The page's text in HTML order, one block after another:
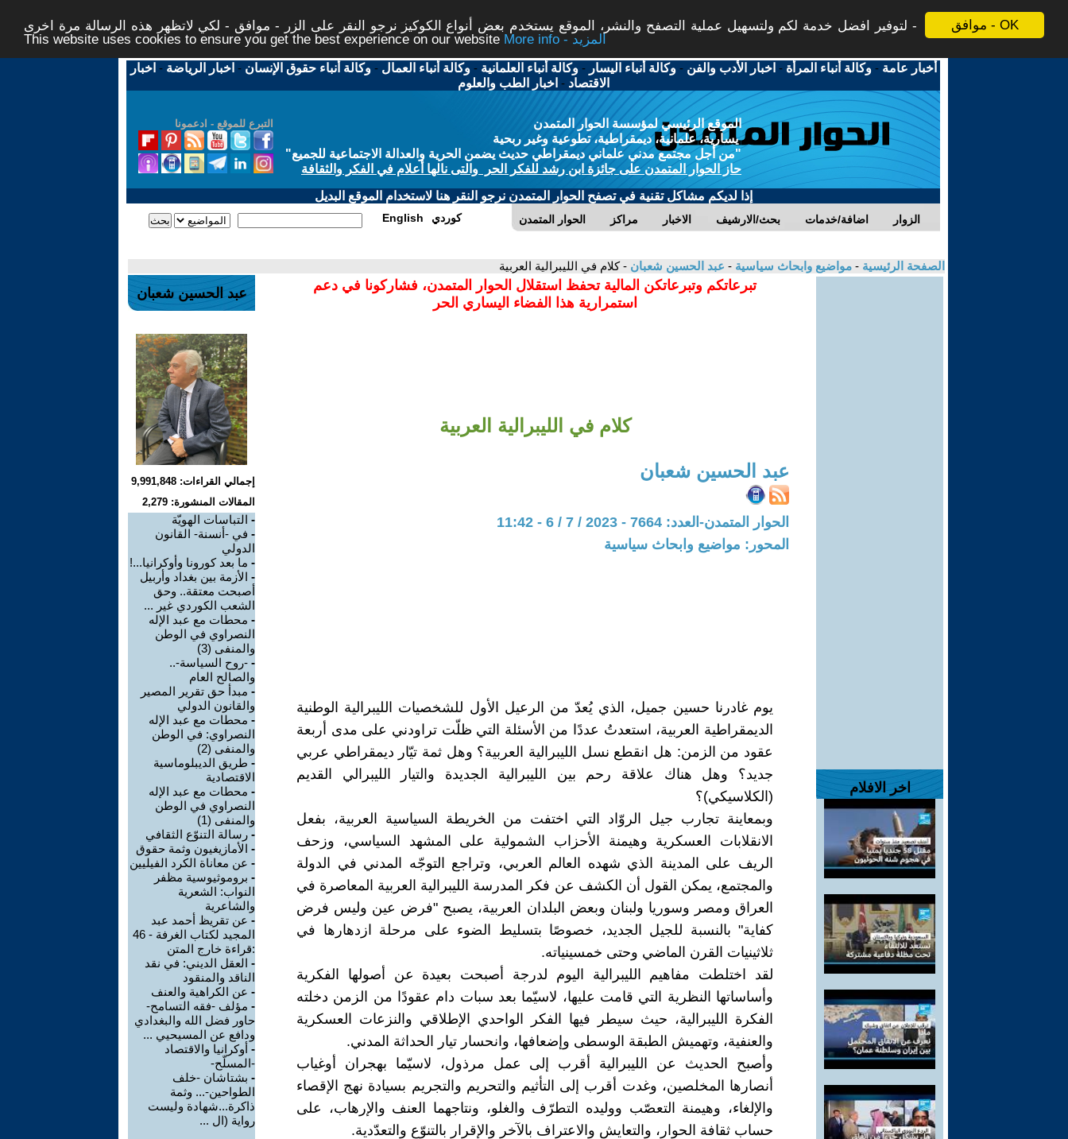
موافق - OK
لتوفير افضل خدمة لكم ولتسهيل عملية التصفح والنشر، الموقع يستخدم بعض أنواع الكوكيز نرجو النقر على الزر - موافق - لكي لاتظهر هذه الرسالة مرة اخرى -
This website uses cookies to ensure you get the best experience on our website
More info - المزيد
أخبار عامة -وكالة أنباء المرأة - اخبار الأدب والفن -وكالة أنباء اليسار -وكالة أنباء العلمانية -وكالة أنباء العمال -وكالة أنباء حقوق الإنسان - اخبار الرياضة - اخبار
الاقتصاد - اخبار الطب والعلوم
التبرع للموقع - ادعمونا
الموقع الرئيسي لمؤسسة الحوار المتمدن
يسارية، علمانية، ديمقراطية، تطوعية وغير ربحية
"من أجل مجتمع مدني علماني ديمقراطي حديث يضمن الحرية والعدالة الاجتماعية للجميع"
حاز الحوار المتمدن على جائزة ابن رشد للفكر الحر والتى نالها أعلام في الفكر والثقافة
إذا لديكم مشاكل تقنية في تصفح الحوار المتمدن نرجو النقر هنا لاستخدام الموقع البديل
الحوار المتمدن مراكز الاخبار بحث/الارشيف اضافة/خدمات الزوار English كوردي
الصفحة الرئيسية - مواضيع وابحاث سياسية - عبد الحسين شعبان - كلام في الليبرالية العربية
اخر الافلام
تبرعاتكم وتبرعاتكن المالية تحفظ استقلال الحوار المتمدن، فشاركونا في دعم
استمرارية هذا الفضاء اليساري الحر
كلام في الليبرالية العربية
عبد الحسين شعبان
الحوار المتمدن-العدد: 7664 - 2023 / 7 / 6 - 11:42
المحور: مواضيع وابحاث سياسية
يوم غادرنا حسين جميل، الذي يُعدّ من الرعيل الأول للشخصيات الليبرالية الوطنية
الديمقراطية العربية، استعدتُ عددًا من الأسئلة التي ظلّت تراودني على مدى أربعة
عقود من الزمن: هل انقطع نسل الليبرالية العربية؟ وهل ثمة تيّار ديمقراطي عربي
جديد؟ وهل هناك علاقة رحم بين الليبرالية الجديدة والتيار الليبرالي القديم
(الكلاسيكي)؟
وبمعاينة تجارب جيل الروّاد التي اختفت من الخريطة السياسية العربية، بفعل
الانقلابات العسكرية وهيمنة الأحزاب الشمولية على المشهد السياسي، وزحف
الريف على المدينة الذي شهده العالم العربي، وتراجع التوجّه المدني في الدولة
والمجتمع، يمكن القول أن الكشف عن فكر المدرسة الليبرالية العربية المعاصرة في
العراق ومصر وسوريا ولبنان وبعض البلدان العربية، يصبح "فرض عين وليس فرض
كفاية" بالنسبة للجيل الجديد، خصوصًا بتسليط الضوء على مرحلة ازدهارها في
ثلاثينيات القرن الماضي وحتى خمسينياته.
لقد اختلطت مفاهيم الليبرالية اليوم لدرجة أصبحت بعيدة عن أصولها الفكرية
وأساساتها النظرية التي قامت عليها، لاسيّما بعد سبات دام عقودًا من الزمن دخلته
الفكرة الليبرالية، حيث سيطر فيها الفكر الواحدي الإطلاقي والنزعات العسكرية
والعنفية، وتهميش الطبقة الوسطى وإضعافها، وانحسار تيار الحداثة المدني.
وأصبح الحديث عن الليبرالية أقرب إلى عمل مرذول، لاسيّما بهجران أوغياب
أنصارها المخلصين، وغدت أقرب إلى التأثيم والتحريم والتجريم بسيادة نهج الإقصاء
والإلغاء، وهيمنة التعصّب ووليده التطرّف والغلو، ونتاجهما العنف والإرهاب، على
حساب ثقافة الحوار، والتعايش والاعتراف بالآخر والإقرار بالتنوّع والتعدّدية.
عبد الحسين شعبان
إجمالي القراءات: 9,991,848
المقالات المنشورة: 2,279
- التباسات الهويّة
- في -أنسنة- القانون
الدولي
- ما بعد كورونا وأوكرانيا...!
- الأزمة بين بغداد وأربيل
أصبحت معتقة.. وحق
الشعب الكوردي غير ...
- محطات مع عبد الإله
النصراوي في الوطن
والمنفى (3)
- -روح السياسة-..
والصالح العام
- مبدأ حق تقرير المصير
والقانون الدولي
- محطات مع عبد الإله
النصراوي: في الوطن
والمنفى (2)
- طريق الديبلوماسية
الاقتصادية
- محطات مع عبد الإله
النصراوي في الوطن
والمنفى (1)
- رسالة التنوّع الثقافي
- الأمازيغيون وثمة حقوق
- عن معاناة الكرد الفيليين
- بروموثيوسية مظفر
النواب: الشعرية
والشاعرية
- عن تقريظ أحمد عبد
المجيد لكتاب الغرفة - 46
:قراءة خارج المتن
- العقل الديني: في نقد
الناقد والمنقود
- عن الكراهية والعنف
- مؤلف -فقه التسامح-
حاور فضل الله والبغدادي
ودافع عن المسيحيي ...
- أوكرانيا والاقتصاد
-المسلّح-
- بشتاشان -خلف
الطواحين-... وثمة
ذاكرة...شهادة وليست
رواية (ال ...